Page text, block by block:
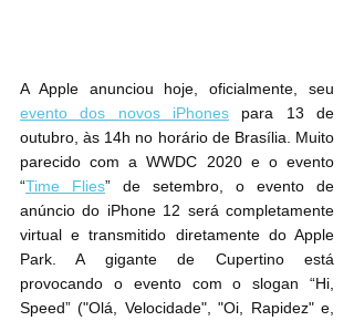
evento dos novos iPhones para 13 de
outubro, às 14h no horário de Brasília. Muito
parecido com a WWDC 2020 e o evento
“Time Flies” de setembro, o evento de
anúncio do iPhone 12 será completamente
virtual e transmitido diretamente do Apple
Park. A gigante de Cupertino está
provocando o evento com o slogan “Hi,
Speed” ("Olá, Velocidade", "Oi, Rapidez" e,